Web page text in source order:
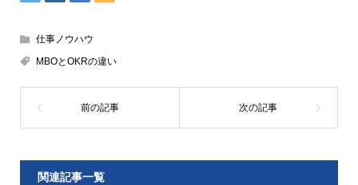
仕事ノウハウ
MBOとOKRの違い
関連記事一覧